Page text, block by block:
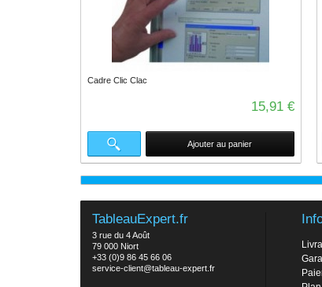
Cadre Clic Clac
15,91 €
Ajouter au panier
TableauExpert.fr
3 rue du 4 Août
79 000 Niort
+33 (0)9 86 45 66 06
service-client@tableau-expert.fr